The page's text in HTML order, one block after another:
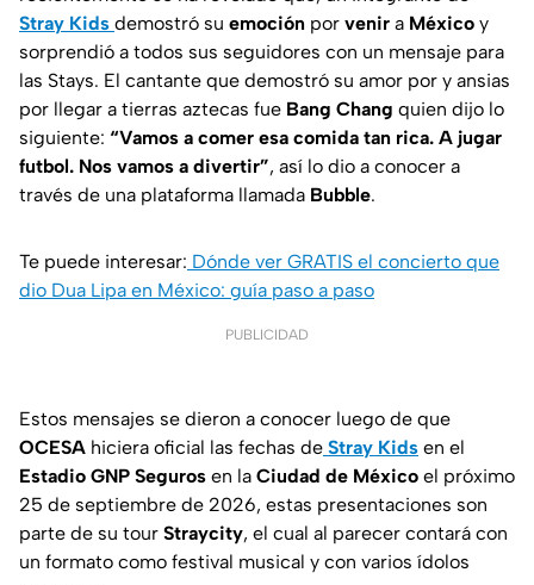
Stray Kids demostró su emoción por venir a México y
sorprendió a todos sus seguidores con un mensaje para
las Stays. El cantante que demostró su amor por y ansias
por llegar a tierras aztecas fue Bang Chang quien dijo lo
siguiente: “Vamos a comer esa comida tan rica. A jugar
futbol. Nos vamos a divertir”, así lo dio a conocer a
través de una plataforma llamada Bubble.
Te puede interesar: Dónde ver GRATIS el concierto que
dio Dua Lipa en México: guía paso a paso
PUBLICIDAD
Estos mensajes se dieron a conocer luego de que
OCESA hiciera oficial las fechas de Stray Kids en el
Estadio GNP Seguros en la Ciudad de México el próximo
25 de septiembre de 2026, estas presentaciones son
parte de su tour Straycity, el cual al parecer contará con
un formato como festival musical y con varios ídolos